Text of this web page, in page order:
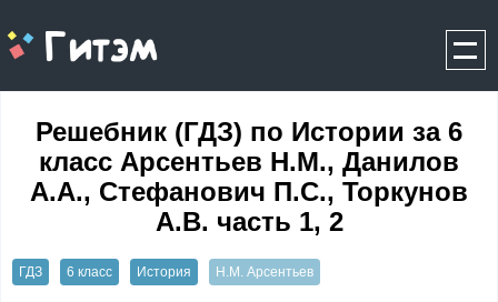
gitem.me
Решебник (ГДЗ) по Истории за 6
класс Арсентьев Н.М., Данилов
А.А., Стефанович П.С., Торкунов
А.В. часть 1, 2
ГДЗ 6 класс История Н.М. Арсентьев